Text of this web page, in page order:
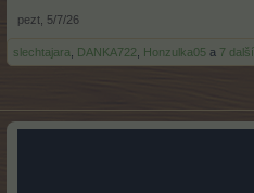
pezt 5/7/26
slechtajara DANKA722 Honzulka05 a 7